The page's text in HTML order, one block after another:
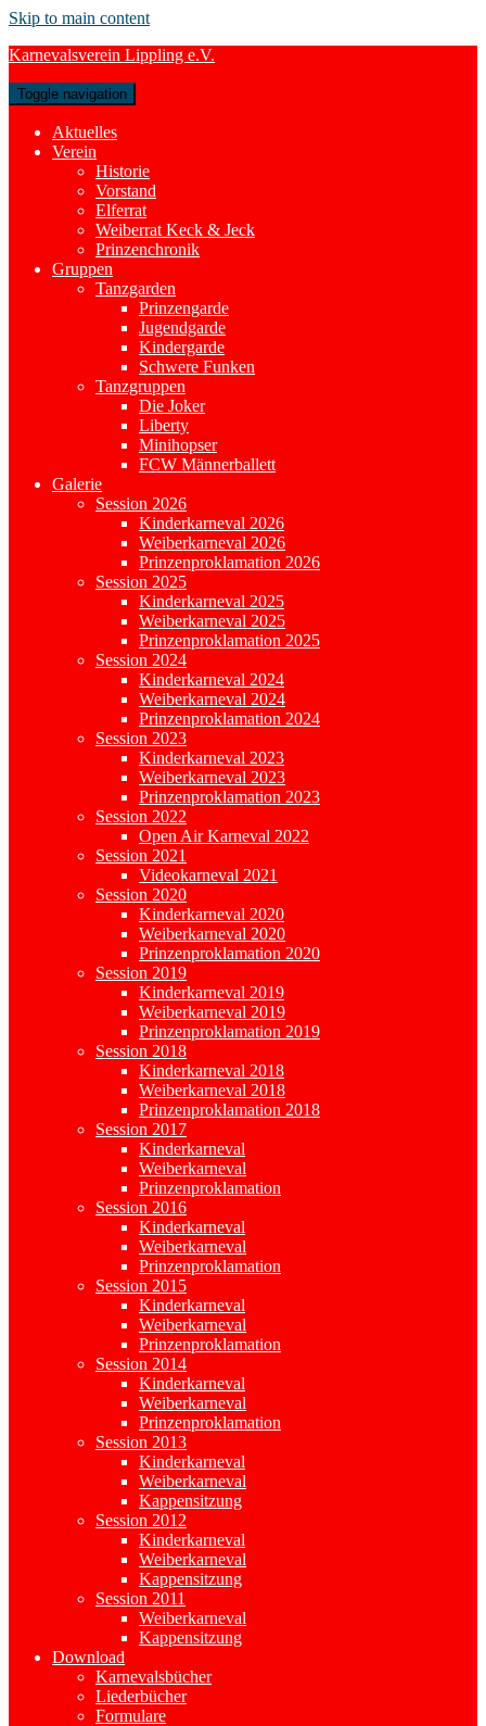
Skip to main content
Karnevalsverein Lippling e.V.
Toggle navigation
Aktuelles
Verein
Historie
Vorstand
Elferrat
Weiberrat Keck & Jeck
Prinzenchronik
Gruppen
Tanzgarden
Prinzengarde
Jugendgarde
Kindergarde
Schwere Funken
Tanzgruppen
Die Joker
Liberty
Minihopser
FCW Männerballett
Galerie
Session 2026
Kinderkarneval 2026
Weiberkarneval 2026
Prinzenproklamation 2026
Session 2025
Kinderkarneval 2025
Weiberkarneval 2025
Prinzenproklamation 2025
Session 2024
Kinderkarneval 2024
Weiberkarneval 2024
Prinzenproklamation 2024
Session 2023
Kinderkarneval 2023
Weiberkarneval 2023
Prinzenproklamation 2023
Session 2022
Open Air Karneval 2022
Session 2021
Videokarneval 2021
Session 2020
Kinderkarneval 2020
Weiberkarneval 2020
Prinzenproklamation 2020
Session 2019
Kinderkarneval 2019
Weiberkarneval 2019
Prinzenproklamation 2019
Session 2018
Kinderkarneval 2018
Weiberkarneval 2018
Prinzenproklamation 2018
Session 2017
Kinderkarneval
Weiberkarneval
Prinzenproklamation
Session 2016
Kinderkarneval
Weiberkarneval
Prinzenproklamation
Session 2015
Kinderkarneval
Weiberkarneval
Prinzenproklamation
Session 2014
Kinderkarneval
Weiberkarneval
Prinzenproklamation
Session 2013
Kinderkarneval
Weiberkarneval
Kappensitzung
Session 2012
Kinderkarneval
Weiberkarneval
Kappensitzung
Session 2011
Weiberkarneval
Kappensitzung
Download
Karnevalsbücher
Liederbücher
Formulare